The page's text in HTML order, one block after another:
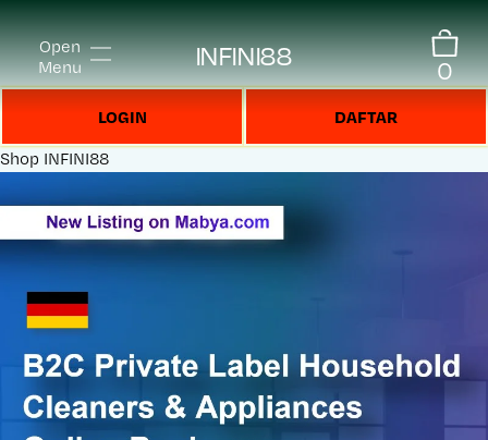
Open
Menu
INFINI88 0
LOGIN DAFTAR
Shop INFINI88